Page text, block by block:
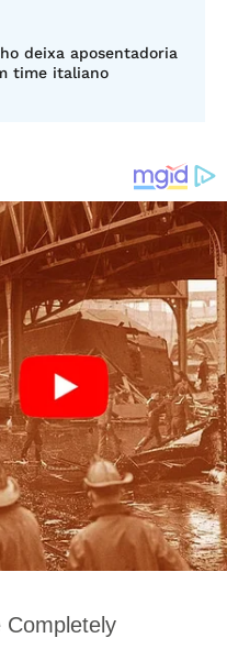
deixa aposentadoria
time italiano